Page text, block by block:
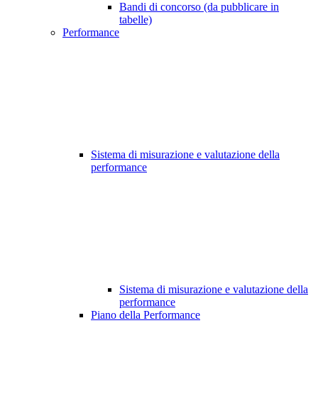
Bandi di concorso (da pubblicare in
tabelle)
Performance
Sistema di misurazione e valutazione della
performance
Sistema di misurazione e valutazione della
performance
Piano della Performance